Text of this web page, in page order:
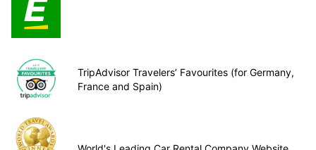
TripAdvisor Travelers’ Favourites (for Germany,
France and Spain)